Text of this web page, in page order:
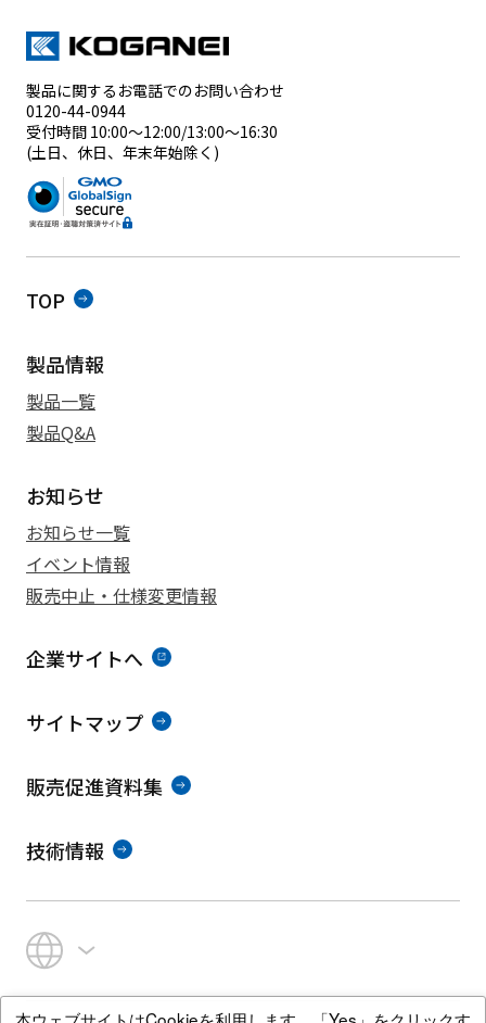
製品に関するお電話でのお問い合わせ
0120-44-0944
受付時間 10:00～12:00/13:00～16:30
(土日、休日、年末年始除く)
TOP
製品情報
製品一覧
製品Q&A
お知らせ
お知らせ一覧
イベント情報
販売中止・仕様変更情報
企業サイトへ
サイトマップ
販売促進資料集
技術情報